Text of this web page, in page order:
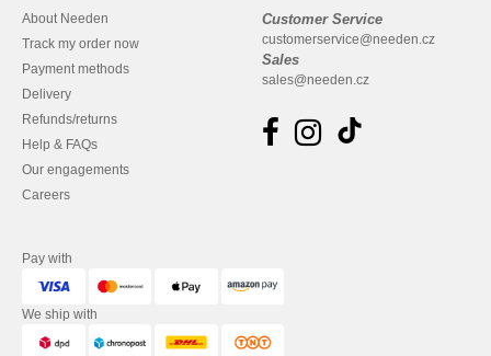
About Needen
Track my order now
Payment methods
Delivery
Refunds/returns
Help & FAQs
Our engagements
Careers
Customer Service
customerservice@needen.cz
Sales
sales@needen.cz
Pay with
We ship with